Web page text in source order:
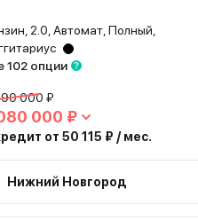
2.0, Автомат, Полный,
102 опции
000 ₽
000 ₽
от 50 115 ₽ / мес.
Нижний Новгород